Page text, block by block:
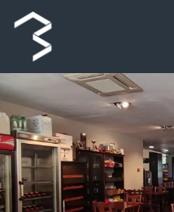
contenido